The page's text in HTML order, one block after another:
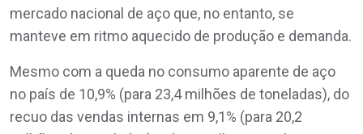
mercado nacional de aço que, no entanto, se
manteve em ritmo aquecido de produção e demanda.
Mesmo com a queda no consumo aparente de aço
no país de 10,9% (para 23,4 milhões de toneladas), do
recuo das vendas internas em 9,1% (para 20,2